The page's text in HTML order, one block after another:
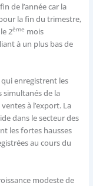
de l’année car la
la fin du trimestre,
2ème mois
à un plus bas de
enregistrent les
simultanés de la
à l’export. La
dans le secteur des
les fortes hausses
au cours du
modeste de